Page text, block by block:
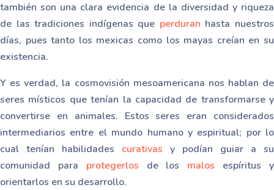
también son una clara evidencia de la diversidad y riqueza
de las tradiciones indígenas que perduran hasta nuestros
días, pues tanto los mexicas como los mayas creían en su
existencia.
Y es verdad, la cosmovisión mesoamericana nos hablan de
seres místicos que tenían la capacidad de transformarse y
convertirse en animales. Estos seres eran considerados
intermediarios entre el mundo humano y espiritual; por lo
cual tenían habilidades curativas y podían guiar a su
comunidad para protegerlos de los malos espíritus y
orientarlos en su desarrollo.